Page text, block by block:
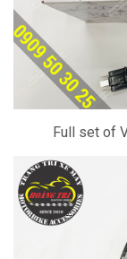
Full set of